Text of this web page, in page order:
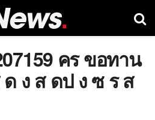
คร ขอทาน
ง ส ดป ง ซ ร ส